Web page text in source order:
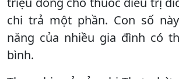
chi trả một phần. Con số
năng của nhiều gia đình có
bình.